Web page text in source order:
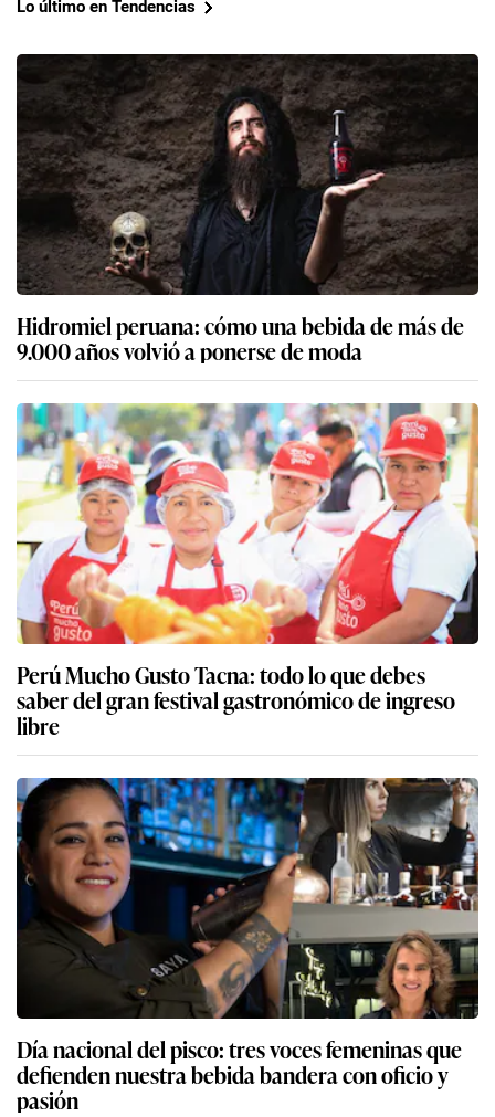
Lo último en Tendencias
Hidromiel peruana: cómo una bebida de más de
9.000 años volvió a ponerse de moda
Perú Mucho Gusto Tacna: todo lo que debes
saber del gran festival gastronómico de ingreso
libre
Día nacional del pisco: tres voces femeninas que
defienden nuestra bebida bandera con oficio y
pasión